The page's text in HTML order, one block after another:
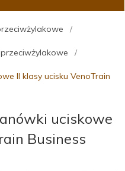
II klasy ucisku VenoTrain
uciskowe
Business